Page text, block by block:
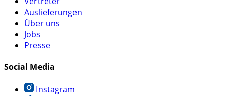
Auslieferungen
Über uns
Jobs
Presse
Social Media
Instagram